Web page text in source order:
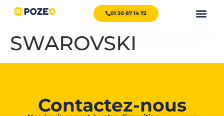
01 30 87 14 72
SWAROVSKI
Contactez-nous